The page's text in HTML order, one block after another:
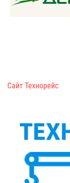
Сайт Технорейс